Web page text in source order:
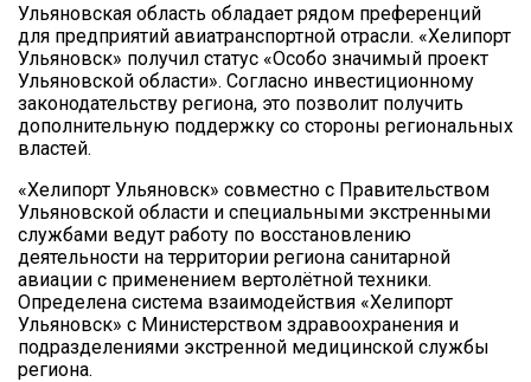
Ульяновская область обладает рядом преференций
для предприятий авиатранспортной отрасли. «Хелипорт
Ульяновск» получил статус «Особо значимый проект
Ульяновской области». Согласно инвестиционному
законодательству региона, это позволит получить
дополнительную поддержку со стороны региональных
властей.
«Хелипорт Ульяновск» совместно с Правительством
Ульяновской области и специальными экстренными
службами ведут работу по восстановлению
деятельности на территории региона санитарной
авиации с применением вертолётной техники.
Определена система взаимодействия «Хелипорт
Ульяновск» с Министерством здравоохранения и
подразделениями экстренной медицинской службы
региона.